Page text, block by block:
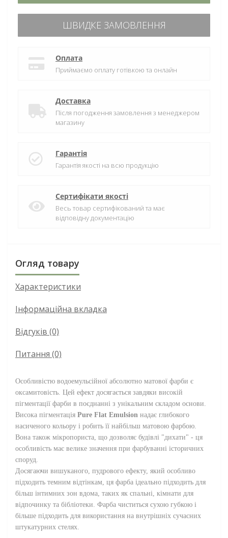
ШВИДКЕ ЗАМОВЛЕННЯ
Оплата
Приймаємо оплату готівкою та онлайн
Доставка
Після погодження замовлення з менеджером
магазину
Гарантія
Гарантія якості на всю продукцію
Сертифікати якості
Весь товар сертифікований та має
відповідну документацію
Огляд товару
Характеристики
Інформаційна вкладка
Відгуків (0)
Питання (0)
Особливістю водоемульсійної абсолютно матової фарби є
оксамитовість. Цей ефект досягається завдяки високій
пігментації фарби в поєднанні з унікальним складом основи.
Висока пігментація Pure Flat Emulsion надає глибокого
насиченого кольору і робить її найбільш матовою фарбою.
Вона також мікропориста, що дозволяє будівлі "дихати" - ця
особливість має велике значення при фарбуванні історичних
споруд.
Досягаючи вишуканого, пудрового ефекту, який особливо
підходить темним відтінкам, ця фарба ідеально підходить для
більш інтимних зон вдома, таких як спальні, кімнати для
відпочинку та бібліотеки. Фарба чиститься сухою губкою і
більше підходить для використання на внутрішніх сучасних
штукатурних стелях.